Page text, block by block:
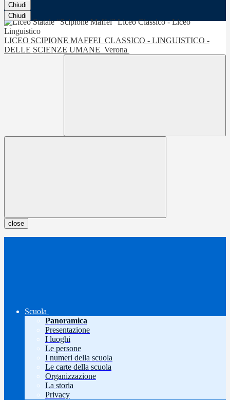
Chiudi
Chiudi
LICEO SCIPIONE MAFFEI CLASSICO - LINGUISTICO -
DELLE SCIENZE UMANE Verona
close
Scuola
Panoramica
Presentazione
I luoghi
Le persone
I numeri della scuola
Le carte della scuola
Organizzazione
La storia
Privacy